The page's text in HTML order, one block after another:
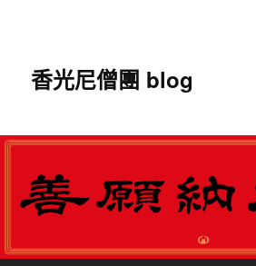
香光尼僧團 blog